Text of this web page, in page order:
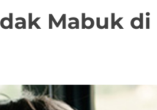
Mabuk